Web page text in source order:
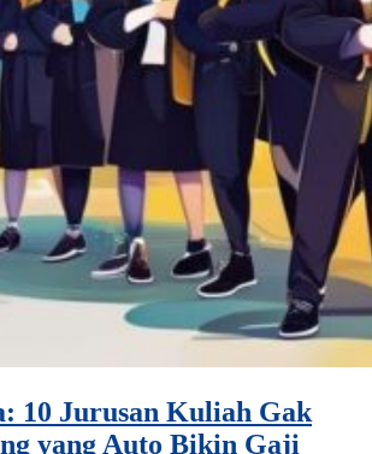
10 Jurusan Kuliah Gak
yang Auto Bikin Gaji